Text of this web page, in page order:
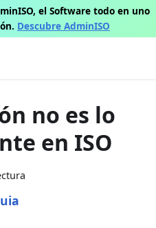
el Software todo en uno
Descubre AdminISO
no es lo
en ISO